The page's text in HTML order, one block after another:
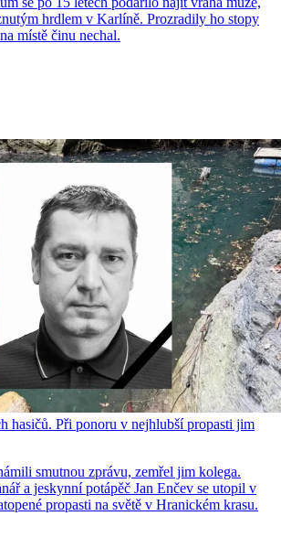
hrdlem v Karlíně. Prozradily ho stopy
místě činu nechal.
hasičů. Při ponoru v nejhlubší propasti jim
smutnou zprávu, zemřel jim kolega.
a jeskynní potápěč Jan Enčev se utopil v
propasti na světě v Hranickém krasu.